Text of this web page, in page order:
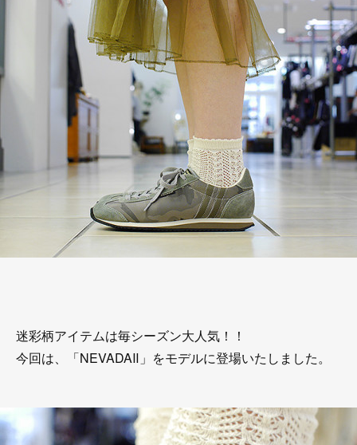
迷彩柄アイテムは毎シーズン大人気！！
今回は、「NEVADAⅡ」をモデルに登場いたしました。